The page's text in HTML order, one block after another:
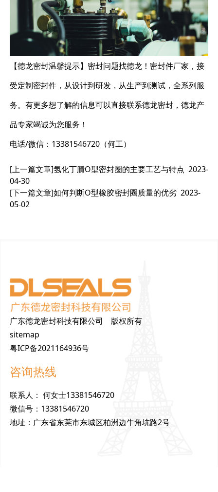
【德龙密封温馨提示】密封问题找德龙！密封件厂家，接
受定制密封件，从设计到研发，从生产到测试，全系列服
务。有更多想了解的信息可以直接联系德龙密封，德龙产
品专家竭诚为您服务！
电话/微信：13381546720（何工）
[上一篇文章]氢化丁腈O型密封圈的主要工艺与特点 2023-
04-30
[下一篇文章]如何判断O型橡胶密封圈质量的优劣 2023-
05-02
广东德龙密封科技有限公司 版权所有
sitemap
粤ICP备2021164936号
咨询热线
联系人 ： 何女士13381546720
微信号 ： 13381546720
地址 ： 广东省东莞市东城区柏洲边牛角坑路2号